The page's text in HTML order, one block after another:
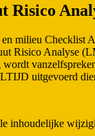
Risico
milieu Checklist
Risico Analyse
uitgevoerd
inhoudelijke